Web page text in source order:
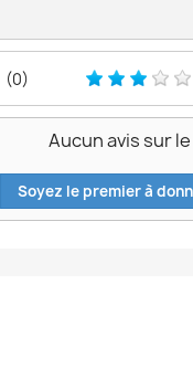
(0)
Aucun avis sur
Soyez le premier à